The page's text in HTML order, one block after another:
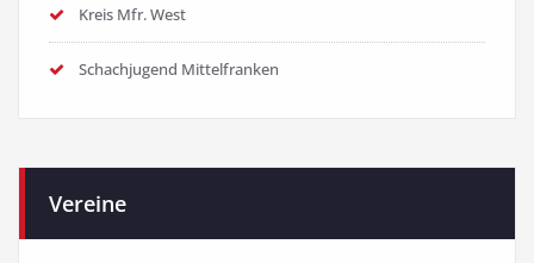
Kreis Mfr. West
Schachjugend Mittelfranken
Vereine